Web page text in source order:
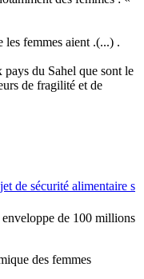
les femmes aient
du Sahel que sont le
de fragilité et de
de sécurité alimentaire s .
de 100 millions
des femmes